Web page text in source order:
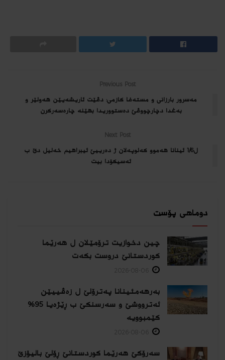
Previous Post
مەسرور بارزانی و مستەفا كازمی: دڤێت ئاریشەیێن هەولێر و
بەغدا دچارچووڤێ دەستووریدا بهێنە چارەسەركرن
Next Post
ل1/6 ئینانا هەموو كەلوپەلان ژ دەرییێ ئیبراهیم خەلیل دێ ب
ئەسیكۆدا بیت
دوماهی پۆست
چین دخوازیت ترۆمێلان ل هەرێما
كوردستانێ دروست بكەت
بەرهەمئینانا په‌ترۆلێ ل زه‌ڤییێن
ئەترووشێ و سەرسنكێ ب ڕێژەیا 95%
كێمبوویە
سەرۆکێ هەرێما کوردستانێ ڕۆلێ بالیۆزێ